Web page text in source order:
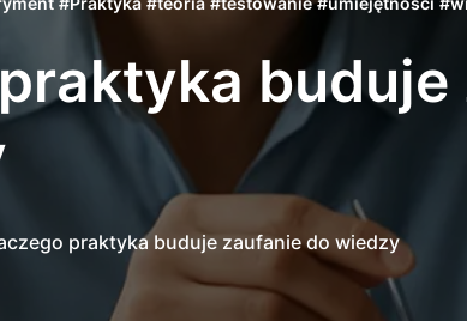
buduje
praktyka buduje zaufanie do wiedzy